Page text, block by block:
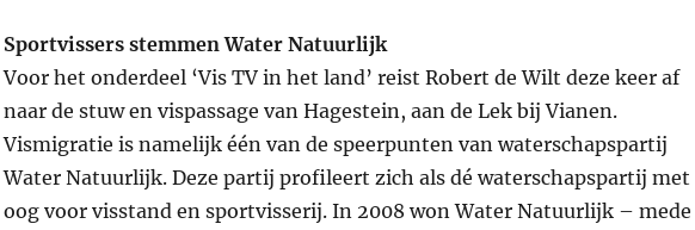
Sportvissers stemmen Water Natuurlijk
Voor het onderdeel ‘Vis TV in het land’ reist Robert de Wilt deze keer af
naar de stuw en vispassage van Hagestein, aan de Lek bij Vianen.
Vismigratie is namelijk één van de speerpunten van waterschapspartij
Water Natuurlijk. Deze partij profileert zich als dé waterschapspartij met
oog voor visstand en sportvisserij. In 2008 won Water Natuurlijk – mede